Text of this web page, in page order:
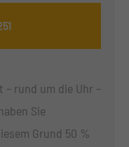
– rund um die Uhr –
Sie
Grund 50 %